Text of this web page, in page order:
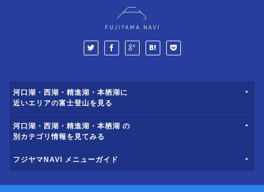
河口湖・西湖・精進湖・本栖湖に
近いエリアの富士登山を見る
河口湖・西湖・精進湖・本栖湖 の
別カテゴリ情報を見てみる
フジヤマNAVI メニューガイド